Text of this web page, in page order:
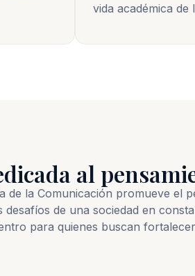
vida académica de
al
de la Comunicación promueve
de una sociedad en
para quienes buscan